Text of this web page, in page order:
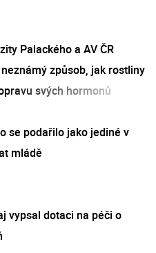
Palackého a AV ČR
způsob, jak rostliny
svých hormonů
se podařilo jako jediné v
mládě
vypsal dotaci na péči o